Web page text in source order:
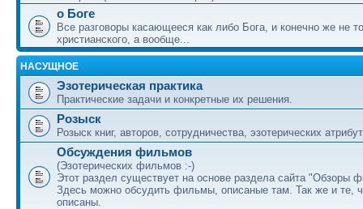
о Боге
Все разговоры касающееся как либо Бога, и конечно же не
христианского, а вообще...
НАСУЩНОЕ
Эзотерическая практика
Практические задачи и конкретные их решения.
Розыск
Розыск книг, авторов, сотрудничества, эзотерических
Обсуждения фильмов
(Эзотерических фильмов :-)
Этот раздел существует на основе раздела сайта "Обзоры
Здесь можно обсудить фильмы, описаные там. Так же и те,
описаны.